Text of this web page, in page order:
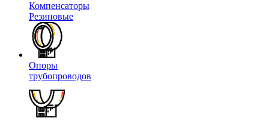
Компенсаторы
Резиновые
Опоры
трубопроводов